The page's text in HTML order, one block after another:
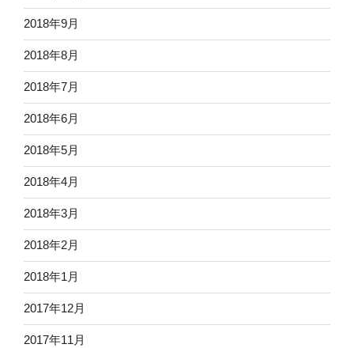
2018年9月
2018年8月
2018年7月
2018年6月
2018年5月
2018年4月
2018年3月
2018年2月
2018年1月
2017年12月
2017年11月